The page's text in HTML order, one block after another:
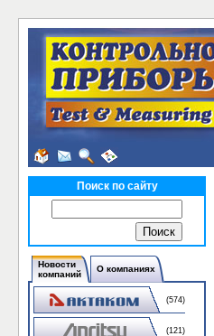
Поиск по сайту
Новости
компаний
О компаниях
(574)
(121)